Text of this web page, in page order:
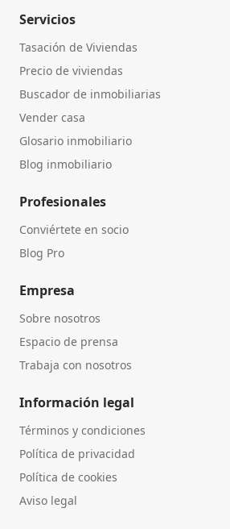
Servicios
Tasación de Viviendas
Precio de viviendas
Buscador de inmobiliarias
Vender casa
Glosario inmobiliario
Blog inmobiliario
Profesionales
Conviértete en socio
Blog Pro
Empresa
Sobre nosotros
Espacio de prensa
Trabaja con nosotros
Información legal
Términos y condiciones
Política de privacidad
Política de cookies
Aviso legal